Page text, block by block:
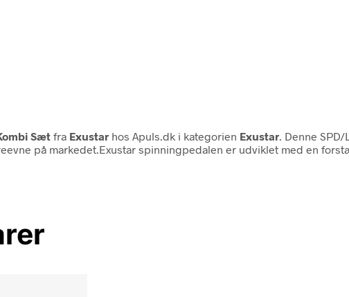
Sæt fra Exustar hos Apuls.dk i kategorien Exustar . Denne
på markedet.Exustar spinningpedalen er udviklet med en